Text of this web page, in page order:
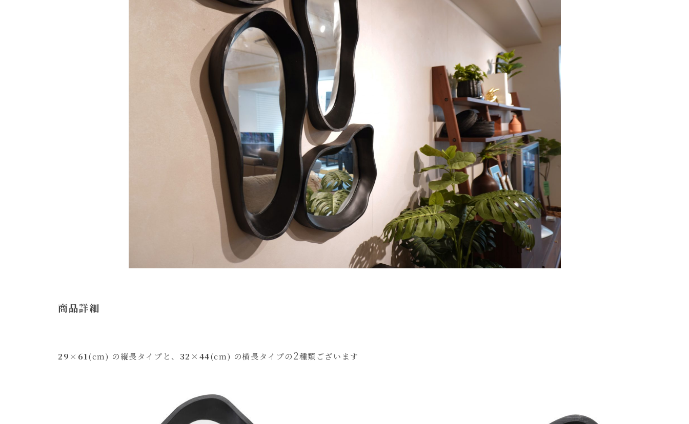
商品詳細
29×61(cm) の縦長タイプと、 32×44(cm) の横長タイプの2種類ございます